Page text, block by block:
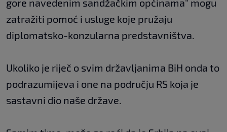
gore navedenim sandžačkim općinama" mogu
zatražiti pomoć i usluge koje pružaju
diplomatsko-konzularna predstavništva.
Ukoliko je riječ o svim državljanima BiH onda to
podrazumijeva i one na području RS koja je
sastavni dio naše države.